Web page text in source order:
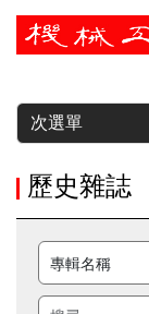
暫停
次選單
歷史雜誌